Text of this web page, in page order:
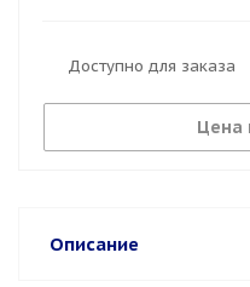
Доступно для заказа
Цена
Описание